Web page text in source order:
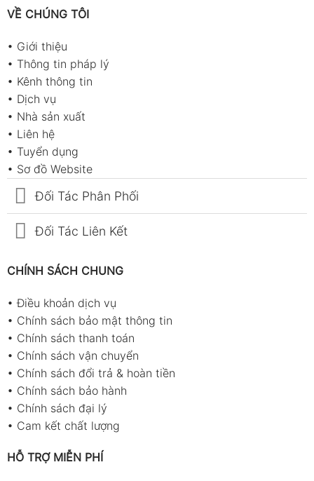
VỀ CHÚNG TÔI
• Giới thiệu
• Thông tin pháp lý
• Kênh thông tin
• Dịch vụ
• Nhà sản xuất
• Liên hệ
• Tuyển dụng
• Sơ đồ Website
Đối Tác Phân Phối
Đối Tác Liên Kết
CHÍNH SÁCH CHUNG
•Điều khoản dịch vụ
• Chính sách bảo mật thông tin
• Chính sách thanh toán
• Chính sách vận chuyển
• Chính sách đổi trả & hoàn tiền
• Chính sách bảo hành
• Chính sách đại lý
• Cam kết chất lượng
HỖ TRỢ MIỄN PHÍ